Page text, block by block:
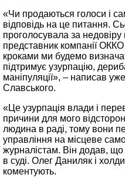
«Чи продаються голоси і
відповідь на це питання.
проголосувала за недовіру
представник компанії
кроками ми будемо
підтримує узурпацію,
маніпуляції», – написав
Славського.
«Це узурпація влади і
причини для мого
людина в раді, тому вони
управління на місцеве
журналістам. Він додав,
в суді. Олег Даниляк і
коментують.